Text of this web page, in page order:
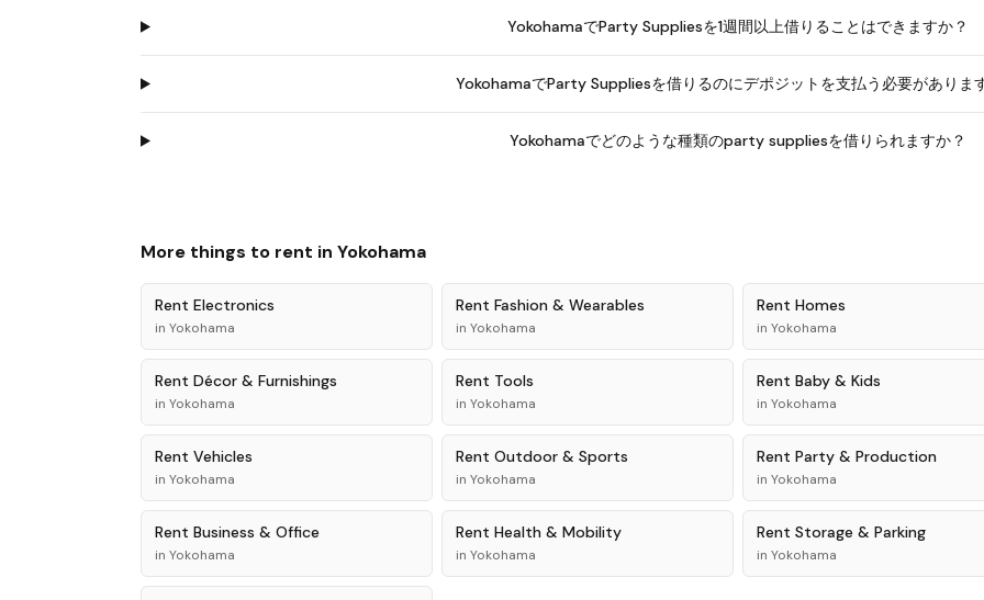
YokohamaでParty Suppliesを1週間以上借りることはできますか？
YokohamaでParty Suppliesを借りるのにデポジットを支払う必要がありま
Yokohamaでどのような種類のparty suppliesを借りられますか？
More things to rent in Yokohama
Rent Electronics
in Yokohama
Rent Fashion & Wearables
in Yokohama
Rent Homes
in Yokohama
Rent Décor & Furnishings
in Yokohama
Rent Tools
in Yokohama
Rent Baby & Kids
in Yokohama
Rent Vehicles
in Yokohama
Rent Outdoor & Sports
in Yokohama
Rent Party & Production
in Yokohama
Rent Business & Office
in Yokohama
Rent Health & Mobility
in Yokohama
Rent Storage & Parking
in Yokohama